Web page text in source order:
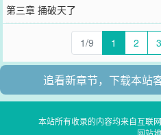
第三章 捅破天了
1/9 1 2 3
追看新章节，下载本站
本站所有收录的内容均来自互联
网站